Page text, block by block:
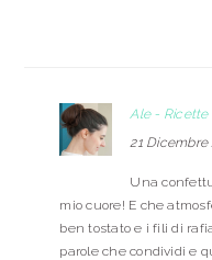
Ale - Ricette
21 Dicembre
Una
mio cuore! E che
ben tostato e i fili di
parole che condividi e